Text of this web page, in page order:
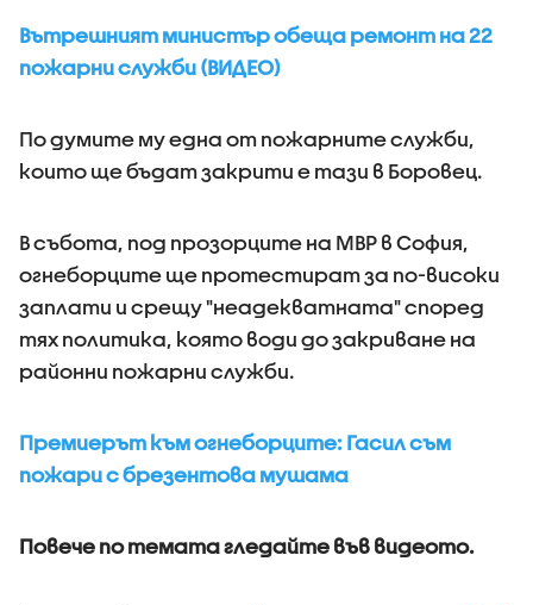
Вътрешният министър обеща ремонт на 22
пожарни служби (ВИДЕО)
По думите му една от пожарните служби,
които ще бъдат закрити е тази в Боровец.
В събота, под прозорците на МВР в София,
огнеборците ще протестират за по-високи
заплати и срещу "неадекватната" според
тях политика, която води до закриване на
районни пожарни служби.
Премиерът към огнеборците: Гасил съм
пожари с брезентова мушама
Повече по темата гледайте във видеото.